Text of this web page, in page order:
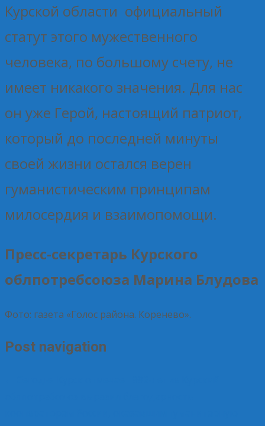
Курской области официальный
статут этого мужественного
человека, по большому счету, не
имеет никакого значения. Для нас
он уже Герой, настоящий патриот,
который до последней минуты
своей жизни остался верен
гуманистическим принципам
милосердия и взаимопомощи.
Пресс-секретарь Курского
облпотребсоюза Марина Блудова
Фото: газета «Голос района. Коренево».
Post navigation